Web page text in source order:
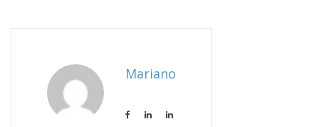
Mariano